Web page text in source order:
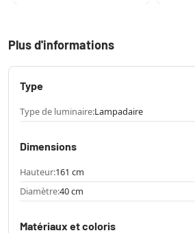
Plus d'informations
Type
Type de luminaire:Lampadaire
Dimensions
Hauteur:161 cm
Diamètre:40 cm
Matériaux et coloris